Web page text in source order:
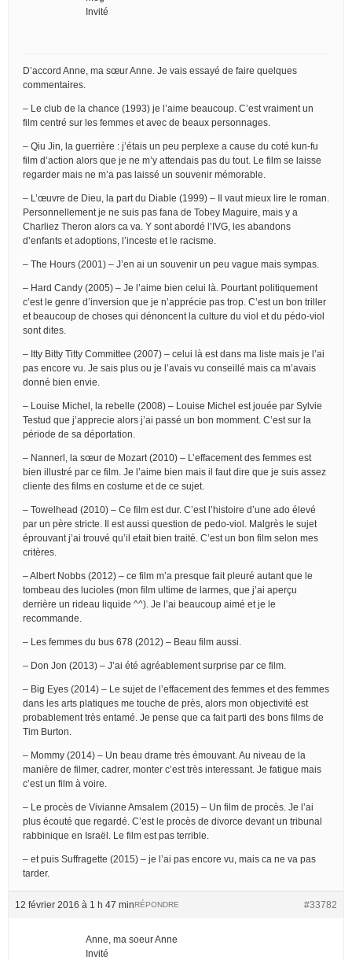
Invité
D’accord Anne, ma sœur Anne. Je vais essayé de faire quelques
commentaires.
– Le club de la chance (1993) je l’aime beaucoup. C’est vraiment un
film centré sur les femmes et avec de beaux personnages.
– Qiu Jin, la guerrière : j’étais un peu perplexe a cause du coté kun-fu
film d’action alors que je ne m’y attendais pas du tout. Le film se laisse
regarder mais ne m’a pas laissé un souvenir mémorable.
– L’œuvre de Dieu, la part du Diable (1999) – Il vaut mieux lire le roman.
Personnellement je ne suis pas fana de Tobey Maguire, mais y a
Charliez Theron alors ca va. Y sont abordé l’IVG, les abandons
d’enfants et adoptions, l’inceste et le racisme.
– The Hours (2001) – J’en ai un souvenir un peu vague mais sympas.
– Hard Candy (2005) – Je l’aime bien celui là. Pourtant politiquement
c’est le genre d’inversion que je n’apprécie pas trop. C’est un bon triller
et beaucoup de choses qui dénoncent la culture du viol et du pédo-viol
sont dites.
– Itty Bitty Titty Committee (2007) – celui là est dans ma liste mais je l’ai
pas encore vu. Je sais plus ou je l’avais vu conseillé mais ca m’avais
donné bien envie.
– Louise Michel, la rebelle (2008) – Louise Michel est jouée par Sylvie
Testud que j’apprecie alors j’ai passé un bon momment. C’est sur la
période de sa déportation.
– Nannerl, la sœur de Mozart (2010) – L’effacement des femmes est
bien illustré par ce film. Je l’aime bien mais il faut dire que je suis assez
cliente des films en costume et de ce sujet.
– Towelhead (2010) – Ce film est dur. C’est l’histoire d’une ado élevé
par un père stricte. Il est aussi question de pedo-viol. Malgrès le sujet
éprouvant j’ai trouvé qu’il etait bien traité. C’est un bon film selon mes
critères.
– Albert Nobbs (2012) – ce film m’a presque fait pleuré autant que le
tombeau des lucioles (mon film ultime de larmes, que j’ai aperçu
derrière un rideau liquide ^^). Je l’ai beaucoup aimé et je le
recommande.
– Les femmes du bus 678 (2012) – Beau film aussi.
– Don Jon (2013) – J’ai été agréablement surprise par ce film.
– Big Eyes (2014) – Le sujet de l’effacement des femmes et des femmes
dans les arts platiques me touche de près, alors mon objectivité est
probablement très entamé. Je pense que ca fait parti des bons films de
Tim Burton.
– Mommy (2014) – Un beau drame très émouvant. Au niveau de la
manière de filmer, cadrer, monter c’est très interessant. Je fatigue mais
c’est un film à voire.
– Le procès de Vivianne Amsalem (2015) – Un film de procès. Je l’ai
plus écouté que regardé. C’est le procès de divorce devant un tribunal
rabbinique en Israël. Le film est pas terrible.
– et puis Suffragette (2015) – je l’ai pas encore vu, mais ca ne va pas
tarder.
12 février 2016 à 1 h 47 min #33782
RÉPONDRE
Anne, ma soeur Anne
Invité